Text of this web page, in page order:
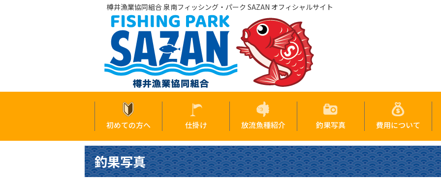
樽井漁業協同組合 泉南フィッシング・パーク SAZAN オフィシャルサイト
初めての方へ 仕掛け 放流魚種紹介 釣果写真 費用について
釣果写真